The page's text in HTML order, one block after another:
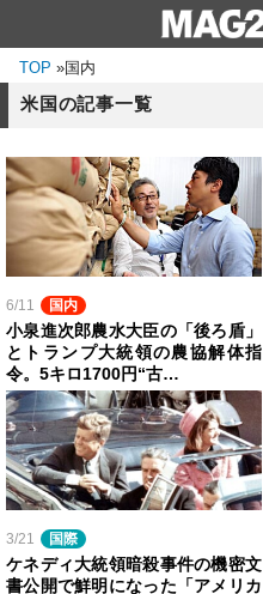
TOP »国内
米国の記事一覧
6/11 国内
小泉進次郎農水大臣の「後ろ盾」
とトランプ大統領の農協解体指
令。5キロ1700円“古…
3/21 国際
ケネディ大統領暗殺事件の機密文
書公開で鮮明になった「アメリカ